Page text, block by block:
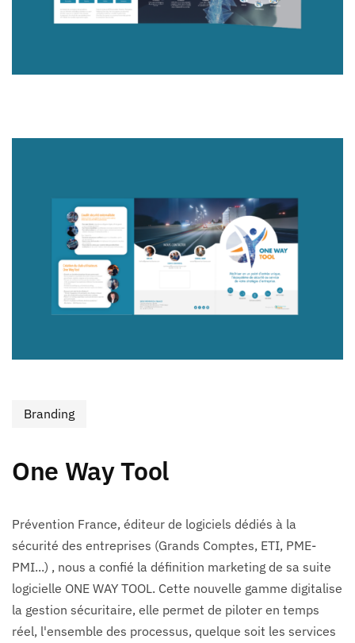
Branding
One Way Tool
Prévention France, éditeur de logiciels dédiés à la
sécurité des entreprises (Grands Comptes, ETI, PME-
PMI...) , nous a confié la définition marketing de sa suite
logicielle ONE WAY TOOL. Cette nouvelle gamme digitalise
la gestion sécuritaire, elle permet de piloter en temps
réel, l'ensemble des processus, quelque soit les services